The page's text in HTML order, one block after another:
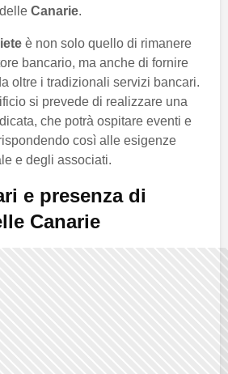
Canarie.
è non solo quello di rimanere
bancario, ma anche di fornire
oltre i tradizionali servizi bancari.
si prevede di realizzare una
che potrà ospitare eventi e
così alle esigenze
e degli associati.
e presenza di
Canarie